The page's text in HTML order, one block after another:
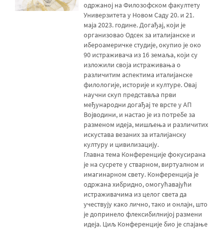
одржаној на Филозофском факултету
Универзитета у Новом Саду 20. и 21.
маја 2023. године. Догађај, који је
организовао Одсек за италијанске и
ибероамеричке студије, окупио је око
90 истраживача из 16 земаља, који су
изложили своја истраживања о
различитим аспектима италијанске
филологије, историје и културе. Овај
научни скуп представља први
међународни догађај те врсте у АП
Војводини, и настао је из потребе за
разменом идеја, мишљења и различитих
искустава везаних за италијанску
културу и цивилизацију.
Главна тема Конференције фокусирана
је на сусрете у стварном, виртуалном и
имагинарном свету. Конференција је
одржана хибридно, омогућавајући
истраживачима из целог света да
учествују како лично, тако и онлајн, што
је допринело флексибилнијој размени
идеја. Циљ Конференције био је спајање